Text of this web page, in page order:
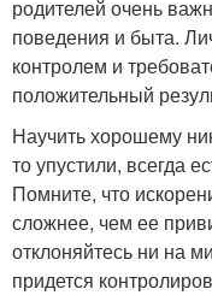
родителей очень
поведения и быта.
контролем и
положительный
Научить хорошему
то упустили, всегда
Помните, что
сложнее, чем ее
отклоняйтесь ни на
придется